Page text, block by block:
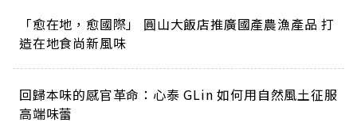
「愈在地，愈國際」 圓山大飯店推廣國產農漁產品 打
造在地食尚新風味
回歸本味的感官革命：心泰 GLin 如何用自然風土征服
高端味蕾